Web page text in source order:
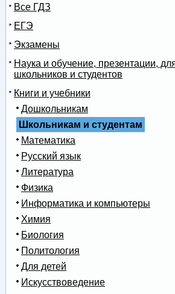
Все ГДЗ
ЕГЭ
Экзамены
Наука и обучение, презентации,
школьников и студентов
Книги и учебники
Дошкольникам
Школьникам и студентам
Математика
Русский язык
Литература
Физика
Информатика и компьютеры
Химия
Биология
Политология
Для детей
Искусствоведение